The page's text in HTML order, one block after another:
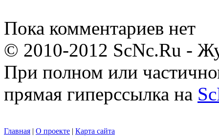
Пока комментариев нет
© 2010-2012 ScNc.Ru -
При полном или
прямая гиперссылка на
Главная | О проекте | Карта сайта